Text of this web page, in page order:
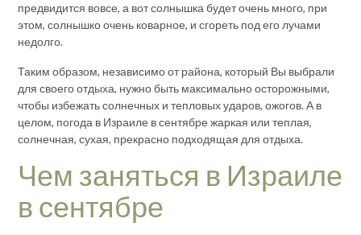
предвидится вовсе, а вот солнышка будет очень много, при
этом, солнышко очень коварное, и сгореть под его лучами
недолго.
Таким образом, независимо от района, который Вы выбрали
для своего отдыха, нужно быть максимально осторожными,
чтобы избежать солнечных и тепловых ударов, ожогов. А в
целом, погода в Израиле в сентябре жаркая или теплая,
солнечная, сухая, прекрасно подходящая для отдыха.
Чем заняться в Израиле
в сентябре